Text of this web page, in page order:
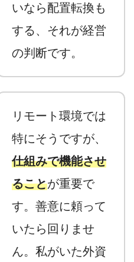
いなら配置転換も
する、それが経営
の判断です。
リモート環境では
特にそうですが、
仕組みで機能させ
ることが重要で
す。善意に頼って
いたら回りませ
ん。私がいた外資